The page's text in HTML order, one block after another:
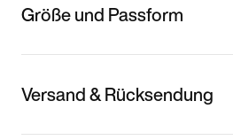
Größe und Passform
Versand & Rücksendung